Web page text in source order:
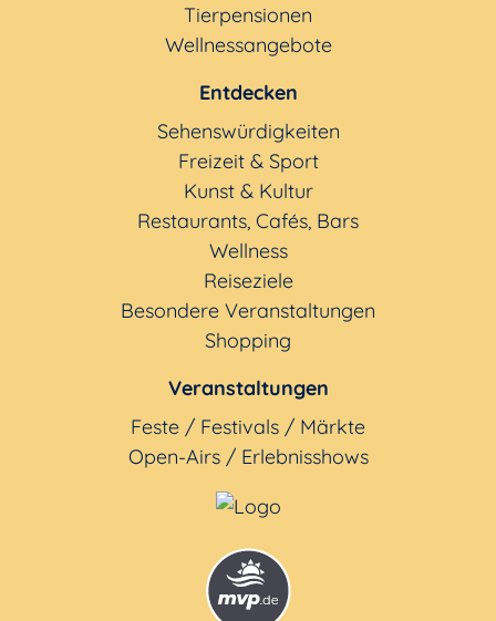
Tierpensionen
Wellnessangebote
Entdecken
Sehenswürdigkeiten
Freizeit & Sport
Kunst & Kultur
Restaurants, Cafés, Bars
Wellness
Reiseziele
Besondere Veranstaltungen
Shopping
Veranstaltungen
Feste / Festivals / Märkte
Open-Airs / Erlebnisshows